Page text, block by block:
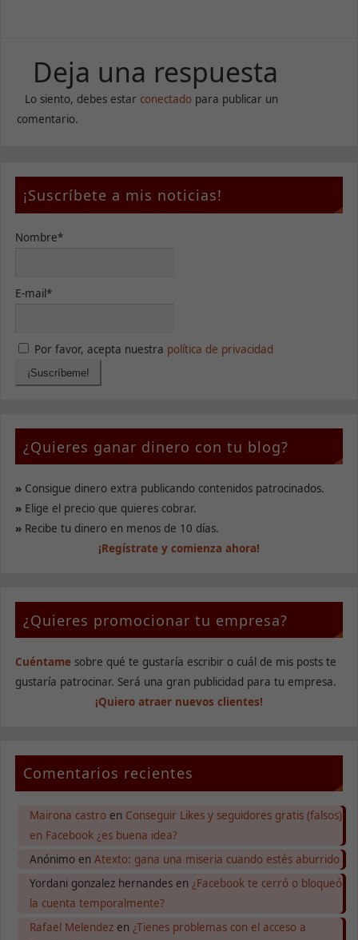
Deja una respuesta
Lo siento, debes estar conectado para publicar un
comentario.
¡Suscríbete a mis noticias!
Nombre*
E-mail*
Por favor, acepta nuestra política de privacidad
¿Quieres ganar dinero con tu blog?
»Consigue dinero extra publicando contenidos patrocinados.
»Elige el precio que quieres cobrar.
»Recibe tu dinero en menos de 10 días.
¡Regístrate y comienza ahora!
¿Quieres promocionar tu empresa?
Cuéntamesobre qué te gustaría escribir o cuál de mis posts te
gustaría patrocinar. Será una gran publicidad para tu empresa.
¡Quiero atraer nuevos clientes!
Comentarios recientes
Mairona castroen Conseguir Likes y seguidores gratis (falsos)
en Facebook ¿es buena idea?
Anónimoen Atexto: gana una miseria cuando estés aburrido
Yordani gonzalez hernandesen ¿Facebook te cerró o bloqueó
la cuenta temporalmente?
Rafael Melendezen ¿Tienes problemas con el acceso a
Necesarias
Estas
cookies no
web.
base a cómo
Experiencia
Para que
nuestra web
mejor posible
visita. Si
rechaza estas
cookies,
de la web.
Marketing
Al compartir tus
intereses y
comportamiento
ofertas